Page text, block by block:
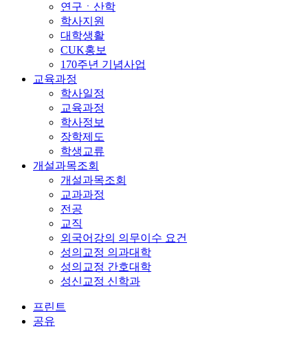
연구ㆍ산학
학사지원
대학생활
CUK홍보
170주년 기념사업
교육과정
학사일정
교육과정
학사정보
장학제도
학생교류
개설과목조회
개설과목조회
교과과정
전공
교직
외국어강의 의무이수 요건
성의교정 의과대학
성의교정 간호대학
성신교정 신학과
프린트
공유